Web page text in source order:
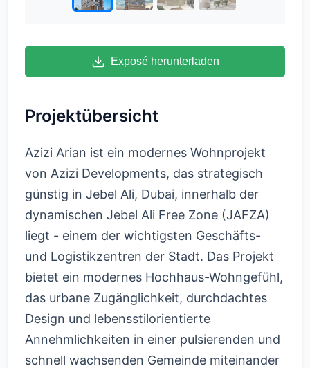
Exposé herunterladen
Projektübersicht
Azizi Arian ist ein modernes Wohnprojekt
von Azizi Developments, das strategisch
günstig in Jebel Ali, Dubai, innerhalb der
dynamischen Jebel Ali Free Zone (JAFZA)
liegt - einem der wichtigsten Geschäfts-
und Logistikzentren der Stadt. Das Projekt
bietet ein modernes Hochhaus-Wohngefühl,
das urbane Zugänglichkeit, durchdachtes
Design und lebensstilorientierte
Annehmlichkeiten in einer pulsierenden und
schnell wachsenden Gemeinde miteinander